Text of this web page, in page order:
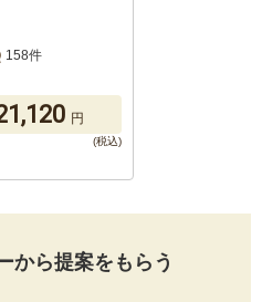
158件
円
から提案をもらう